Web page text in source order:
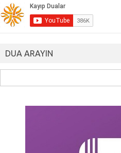
DUA ARAYIN